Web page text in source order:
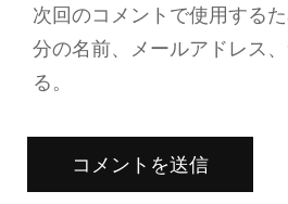
次回のコメントで使用する
分の名前、メールアドレス
る。